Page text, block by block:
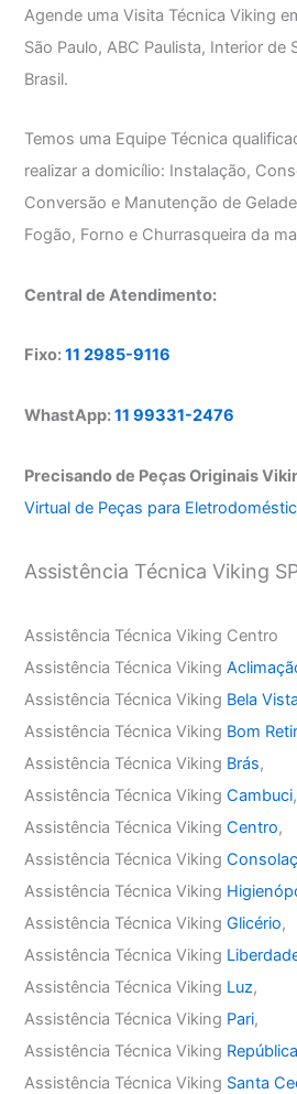
Agende uma Visita Técnica Viking
São Paulo, ABC Paulista, Interior de
Brasil.
Temos uma Equipe Técnica
realizar a domicílio: Instalação,
Conversão e Manutenção de
Fogão, Forno e Churrasqueira da
Central de Atendimento:
Fixo:11 2985-9116
WhastApp:11 99331-2476
Precisando de Peças Originais
Virtual de Peças para
Assistência Técnica Viking
Assistência Técnica Viking Centro
Assistência Técnica Viking
Assistência Técnica Viking Bela Vista
Assistência Técnica Viking Bom
Assistência Técnica Viking Brás,
Assistência Técnica VikingCambuci,
Assistência Técnica VikingCentro,
Assistência Técnica Viking
Assistência Técnica Viking
Assistência Técnica VikingGlicério,
Assistência Técnica Viking
Assistência Técnica Viking Luz,
Assistência Técnica Viking Pari,
Assistência Técnica Viking República
Assistência Técnica Viking Santa